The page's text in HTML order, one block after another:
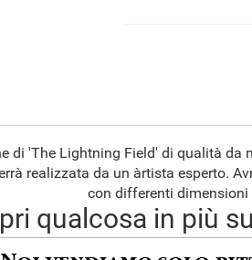
di 'The Lightning Field' di qualità da
realizzata da un àrtista esperto.
con differenti dimensioni
qualcosa in più